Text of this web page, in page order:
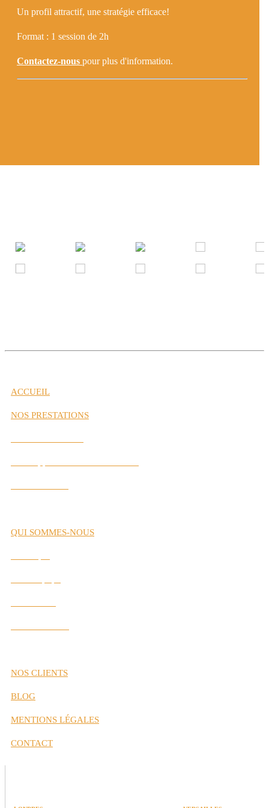
Un profil attractif, une stratégie efficace!
Format : 1 session de 2h
Contactez-nous pour plus d'information.
ACCUEIL
NOS PRESTATIONS
QUI SOMMES-NOUS
NOS CLIENTS
BLOG
MENTIONS LÉGALES
CONTACT